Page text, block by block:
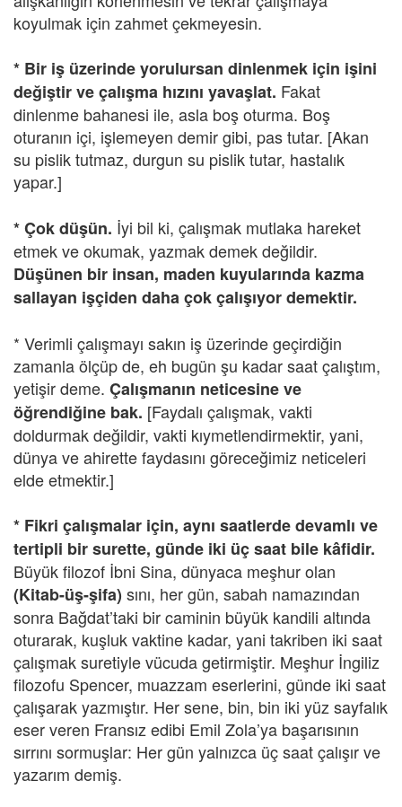
koyulmak için zahmet çekmeyesin.
* Bir iş üzerinde yorulursan dinlenmek için işini
değiştir ve çalışma hızını yavaşlat. Fakat
dinlenme bahanesi ile, asla boş oturma. Boş
oturanın içi, işlemeyen demir gibi, pas tutar. [Akan
su pislik tutmaz, durgun su pislik tutar, hastalık
yapar.]
* Çok düşün. İyi bil ki, çalışmak mutlaka hareket
etmek ve okumak, yazmak demek değildir.
Düşünen bir insan, maden kuyularında kazma
sallayan işçiden daha çok çalışıyor demektir.
* Verimli çalışmayı sakın iş üzerinde geçirdiğin
zamanla ölçüp de, eh bugün şu kadar saat çalıştım,
yetişir deme. Çalışmanın neticesine ve
öğrendiğine bak. [Faydalı çalışmak, vakti
doldurmak değildir, vakti kıymetlendirmektir, yani,
dünya ve ahirette faydasını göreceğimiz neticeleri
elde etmektir.]
* Fikri çalışmalar için, aynı saatlerde devamlı ve
tertipli bir surette, günde iki üç saat bile kâfidir.
Büyük filozof İbni Sina, dünyaca meşhur olan
(Kitab-üş-şifa) sını, her gün, sabah namazından
sonra Bağdat’taki bir caminin büyük kandili altında
oturarak, kuşluk vaktine kadar, yani takriben iki saat
çalışmak suretiyle vücuda getirmiştir. Meşhur İngiliz
filozofu Spencer, muazzam eserlerini, günde iki saat
çalışarak yazmıştır. Her sene, bin, bin iki yüz sayfalık
eser veren Fransız edibi Emil Zola’ya başarısının
sırrını sormuşlar: Her gün yalnızca üç saat çalışır ve
yazarım demiş.